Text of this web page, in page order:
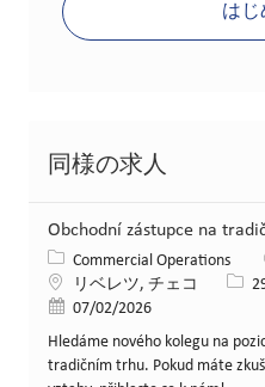
はじ
同様の求人
Obchodní zástupce na
カテゴリー
Commercial Operations
場所リベレツ, チェコ 求人
投稿日07/02/2026
Hledáme nového kolegu na
tradičním trhu. Pokud máte